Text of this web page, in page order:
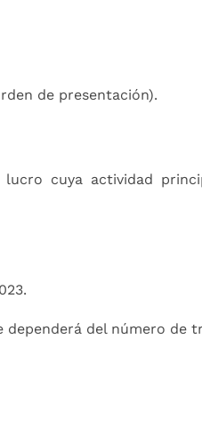
de presentación).
lucro cuya actividad
dependerá del número de